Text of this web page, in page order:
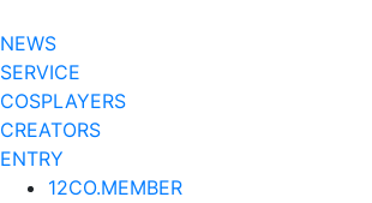
NEWS
SERVICE
COSPLAYERS
CREATORS
ENTRY
12CO.MEMBER